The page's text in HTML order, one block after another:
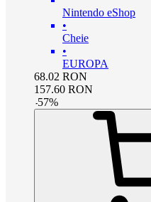
Nintendo eShop
•
Cheie
•
EUROPA
68.02 RON
157.60 RON
-57%